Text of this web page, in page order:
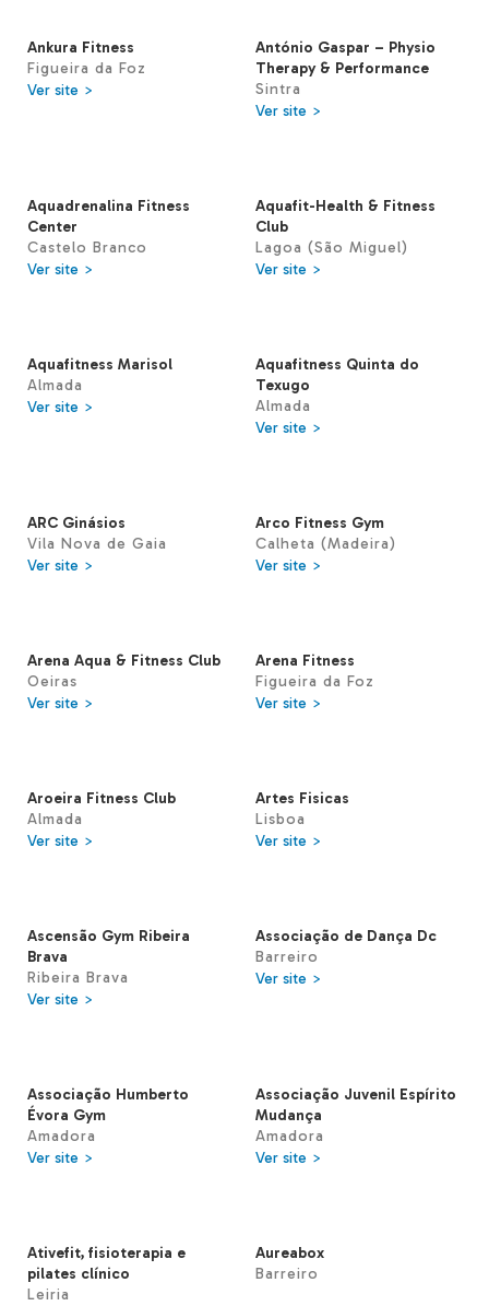
Ankura Fitness
Figueira da Foz
Ver site >
António Gaspar – Physio
Therapy & Performance
Sintra
Ver site >
Aquadrenalina Fitness
Center
Castelo Branco
Ver site >
Aquafit-Health & Fitness
Club
Lagoa (São Miguel)
Ver site >
Aquafitness Marisol
Almada
Ver site >
Aquafitness Quinta do
Texugo
Almada
Ver site >
ARC Ginásios
Vila Nova de Gaia
Ver site >
Arco Fitness Gym
Calheta (Madeira)
Ver site >
Arena Aqua & Fitness Club
Oeiras
Ver site >
Arena Fitness
Figueira da Foz
Ver site >
Aroeira Fitness Club
Almada
Ver site >
Artes Fisicas
Lisboa
Ver site >
Ascensão Gym Ribeira
Brava
Ribeira Brava
Ver site >
Associação de Dança Dc
Barreiro
Ver site >
Associação Humberto
Évora Gym
Amadora
Ver site >
Associação Juvenil Espírito
Mudança
Amadora
Ver site >
Ativefit, fisioterapia e
pilates clínico
Leiria
Aureabox
Barreiro